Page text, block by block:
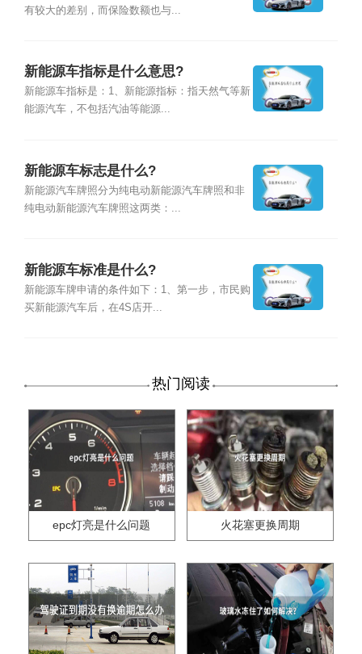
有较大的差别，而保险数额也与...
新能源车指标是什么意思?
新能源车指标是：1、新能源指标：指天然气等新
能源汽车，不包括汽油等能源...
新能源车标志是什么?
新能源汽车牌照分为纯电动新能源汽车牌照和非
纯电动新能源汽车牌照这两类：...
新能源车标准是什么?
新能源车牌申请的条件如下：1、第一步，市民购
买新能源汽车后，在4S店开...
热门阅读
epc灯亮是什么问题 火花塞更换周期